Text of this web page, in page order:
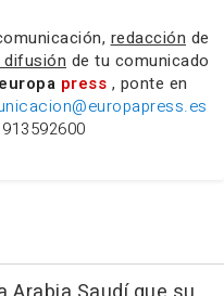
redacción de
difusión de tu comunicado
europa press , ponte en
913592600